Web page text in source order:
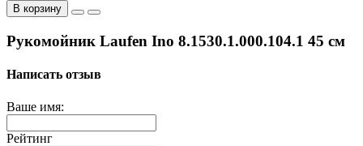
В корзину
Рукомойник Laufen Ino 8.1530.1.000.104.1 45 см
Написать отзыв
Ваше имя:
Рейтинг